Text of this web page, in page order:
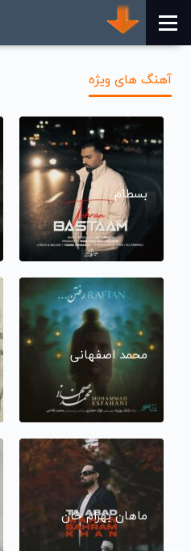
آهنگ های ویژه
بسطام
محمد اصفهانی
ماهان بهرام خان